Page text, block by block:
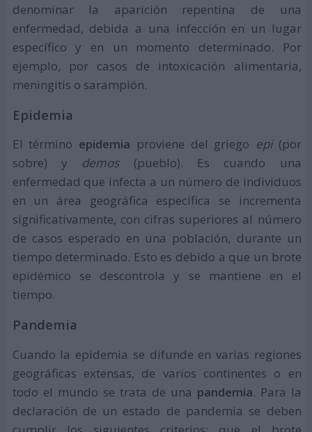
denominar la aparición repentina de una
enfermedad, debida a una infección en un lugar
específico y en un momento determinado. Por
ejemplo, por casos de intoxicación alimentaria,
meningitis o sarampión.
Epidemia
El término epidemia proviene del griego epi(por
sobre) y demos (pueblo). Es cuando una
enfermedad que infecta a un número de individuos
en un área geográfica específica se incrementa
significativamente, con cifras superiores al número
de casos esperado en una población, durante un
tiempo determinado. Esto es debido a que un brote
epidémico se descontrola y se mantiene en el
tiempo.
Pandemia
Cuando la epidemia se difunde en varias regiones
geográficas extensas, de varios continentes o en
todo el mundo se trata de una pandemia. Para la
declaración de un estado de pandemia se deben